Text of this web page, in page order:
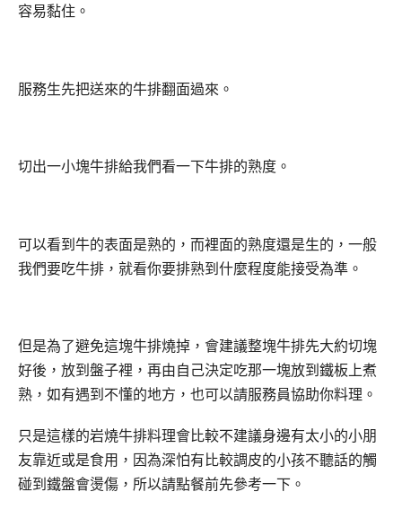
容易黏住。
服務生先把送來的牛排翻面過來。
切出一小塊牛排給我們看一下牛排的熟度。
可以看到牛的表面是熟的，而裡面的熟度還是生的，一般
我們要吃牛排，就看你要排熟到什麼程度能接受為準。
但是為了避免這塊牛排燒掉，會建議整塊牛排先大約切塊
好後，放到盤子裡，再由自己決定吃那一塊放到鐵板上煮
熟，如有遇到不懂的地方，也可以請服務員協助你料理。
只是這樣的岩燒牛排料理會比較不建議身邊有太小的小朋
友靠近或是食用，因為深怕有比較調皮的小孩不聽話的觸
碰到鐵盤會燙傷，所以請點餐前先參考一下。